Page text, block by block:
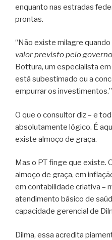
enquanto nas estradas
prontas.
“Não existe milagre
valor previsto pelo governo
Bottura, um especialista
está subestimado ou a
empurrar os investimentos.”
O que o consultor diz – e
absolutamente lógico. É
existe almoço de graça.
Mas o PT finge que existe.
almoço de graça, em
em contabilidade criativa –
atendimento básico de
capacidade gerencial de
Dilma, essa acredita